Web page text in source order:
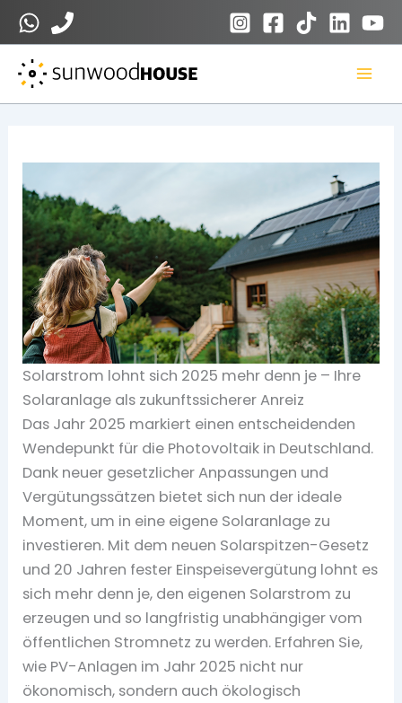
Zum
Inhalt
springen
Solarstrom lohnt sich 2025 mehr denn je – Ihre
Solaranlage als zukunftssicherer Anreiz
Das Jahr 2025 markiert einen entscheidenden
Wendepunkt für die Photovoltaik in Deutschland.
Dank neuer gesetzlicher Anpassungen und
Vergütungssätzen bietet sich nun der ideale
Moment, um in eine eigene Solaranlage zu
investieren. Mit dem neuen Solarspitzen-Gesetz
und 20 Jahren fester Einspeisevergütung lohnt es
sich mehr denn je, den eigenen Solarstrom zu
erzeugen und so langfristig unabhängiger vom
öffentlichen Stromnetz zu werden. Erfahren Sie,
wie PV-Anlagen im Jahr 2025 nicht nur
ökonomisch, sondern auch ökologisch